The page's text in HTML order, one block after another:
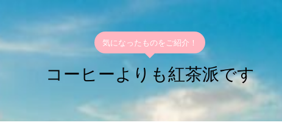
気になったものをご紹介！
コーヒーよりも紅茶派です